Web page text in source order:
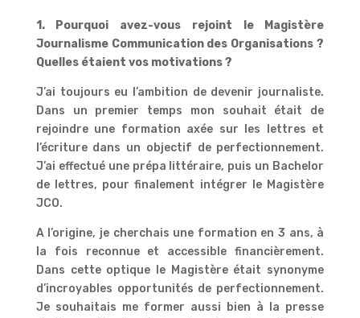
1. Pourquoi avez-vous rejoint le Magistère
Journalisme Communication des Organisations ?
Quelles étaient vos motivations ?
J’ai toujours eu l’ambition de devenir journaliste.
Dans un premier temps mon souhait était de
rejoindre une formation axée sur les lettres et
l’écriture dans un objectif de perfectionnement.
J’ai effectué une prépa littéraire, puis un Bachelor
de lettres, pour finalement intégrer le Magistère
JCO.
A l’origine, je cherchais une formation en 3 ans, à
la fois reconnue et accessible financièrement.
Dans cette optique le Magistère était synonyme
d’incroyables opportunités de perfectionnement.
Je souhaitais me former aussi bien à la presse